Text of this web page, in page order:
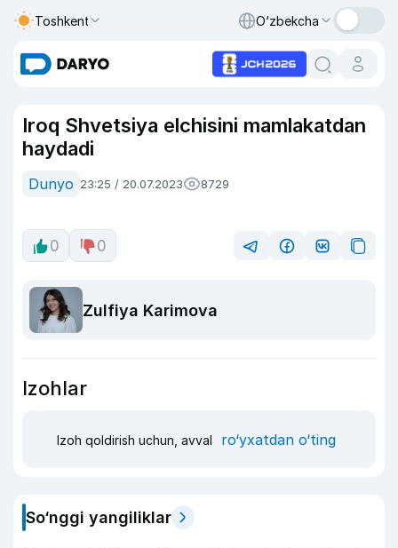
Toshkent O‘zbekcha
Iroq Shvetsiya elchisini mamlakatdan
haydadi
Dunyo 23:25 / 20.07.2023 8729
0 0
Zulfiya Karimova
Izohlar
Izoh qoldirish uchun, avval ro‘yxatdan o‘ting
So‘nggi yangiliklar